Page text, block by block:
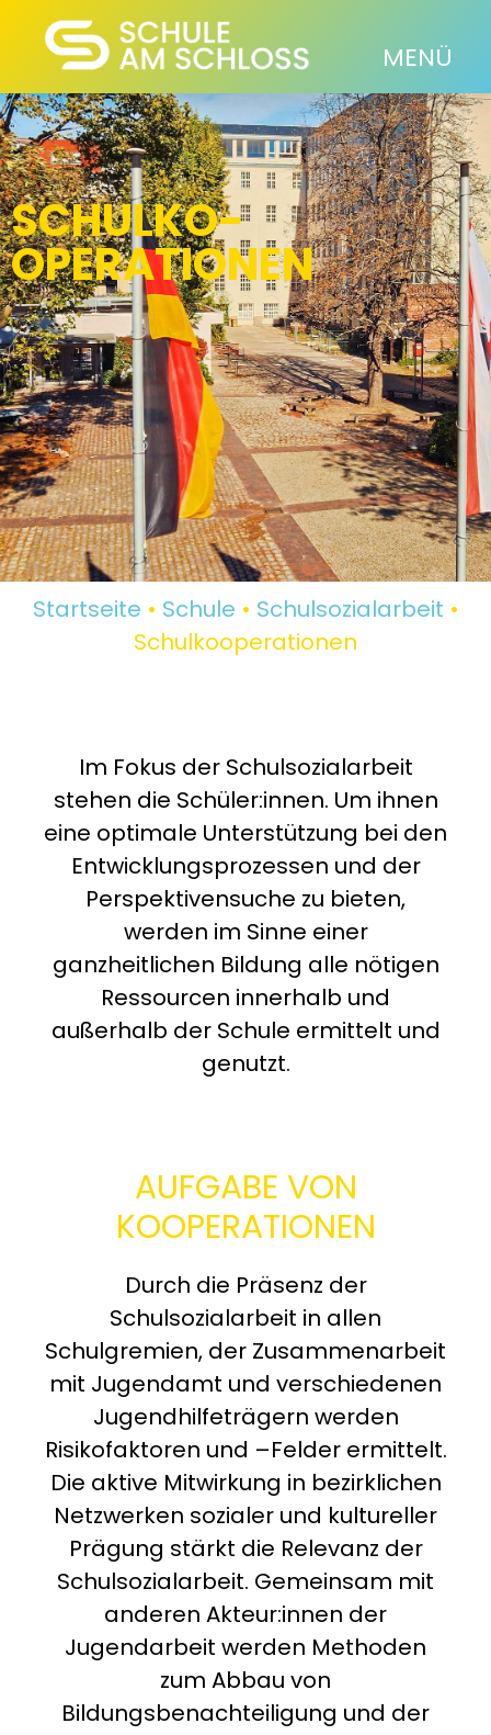
MENÜ
SCHULKO­
OPERATIONEN
Startseite • Schule • Schulsozialarbeit •
Schulkooperationen
Im Fokus der Schulsozialarbeit
stehen die Schüler:innen. Um ihnen
eine optimale Unterstützung bei den
Entwicklungsprozessen und der
Perspektivensuche zu bieten,
werden im Sinne einer
ganzheitlichen Bildung alle nötigen
Ressourcen innerhalb und
außerhalb der Schule ermittelt und
genutzt.
AUFGABE VON
KOOPERATIONEN
Durch die Präsenz der
Schulsozialarbeit in allen
Schulgremien, der Zusammenarbeit
mit Jugendamt und verschiedenen
Jugendhilfeträgern werden
Risikofaktoren und –Felder ermittelt.
Die aktive Mitwirkung in bezirklichen
Netzwerken sozialer und kultureller
Prägung stärkt die Relevanz der
Schulsozialarbeit. Gemeinsam mit
anderen Akteur:innen der
Jugendarbeit werden Methoden
zum Abbau von
Bildungsbenachteiligung und der